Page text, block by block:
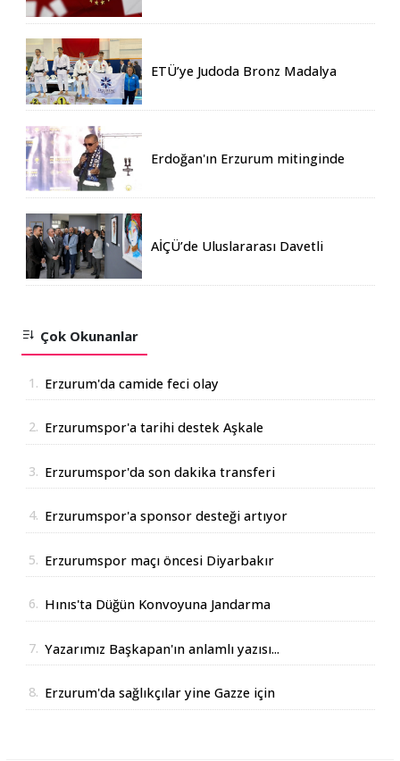
ETÜ’ye Judoda Bronz Madalya
Erdoğan'ın Erzurum mitinginde
AİÇÜ’de Uluslararası Davetli
Çok Okunanlar
1. Erzurum'da camide feci olay
2. Erzurumspor'a tarihi destek Aşkale
3. Erzurumspor'da son dakika transferi
4. Erzurumspor'a sponsor desteği artıyor
5. Erzurumspor maçı öncesi Diyarbakır
6. Hınıs'ta Düğün Konvoyuna Jandarma
7. Yazarımız Başkapan'ın anlamlı yazısı...
8. Erzurum'da sağlıkçılar yine Gazze için